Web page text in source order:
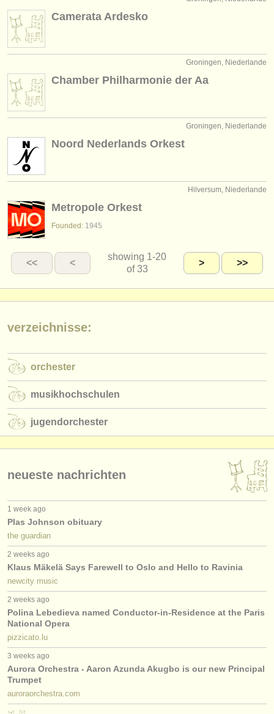
Camerata Ardesko
Groningen, Niederlande
Chamber Philharmonie der Aa
Groningen, Niederlande
Noord Nederlands Orkest
Hilversum, Niederlande
Metropole Orkest
Founded: 1945
<< <
showing 1-20
of 33
> >>
verzeichnisse:
orchester
musikhochschulen
jugendorchester
neueste nachrichten
1 week ago
Plas Johnson obituary
the guardian
2 weeks ago
Klaus Mäkelä Says Farewell to Oslo and Hello to Ravinia
newcity music
2 weeks ago
Polina Lebedieva named Conductor-in-Residence at the Paris
National Opera
pizzicato.lu
3 weeks ago
Aurora Orchestra - Aaron Azunda Akugbo is our new Principal
Trumpet
auroraorchestra.com